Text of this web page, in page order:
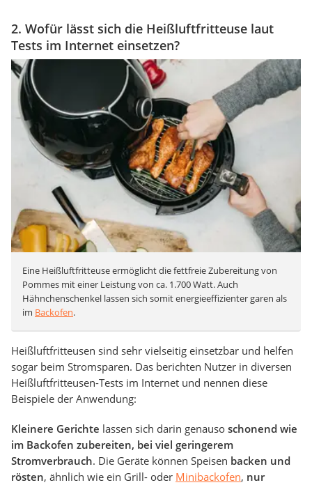
2. Wofür lässt sich die Heißluftfritteuse laut
Tests im Internet einsetzen?
Eine Heißluftfritteuse ermöglicht die fettfreie Zubereitung von
Pommes mit einer Leistung von ca. 1.700 Watt. Auch
Hähnchenschenkel lassen sich somit energieeffizienter garen als
im Backofen.
Heißluftfritteusen sind sehr vielseitig einsetzbar und helfen
sogar beim Stromsparen. Das berichten Nutzer in diversen
Heißluftfritteusen-Tests im Internet und nennen diese
Beispiele der Anwendung:
Kleinere Gerichte lassen sich darin genauso schonend wie
im Backofen zubereiten, bei viel geringerem
Stromverbrauch. Die Geräte können Speisen backen und
rösten, ähnlich wie ein Grill- oder Minibackofen, nur